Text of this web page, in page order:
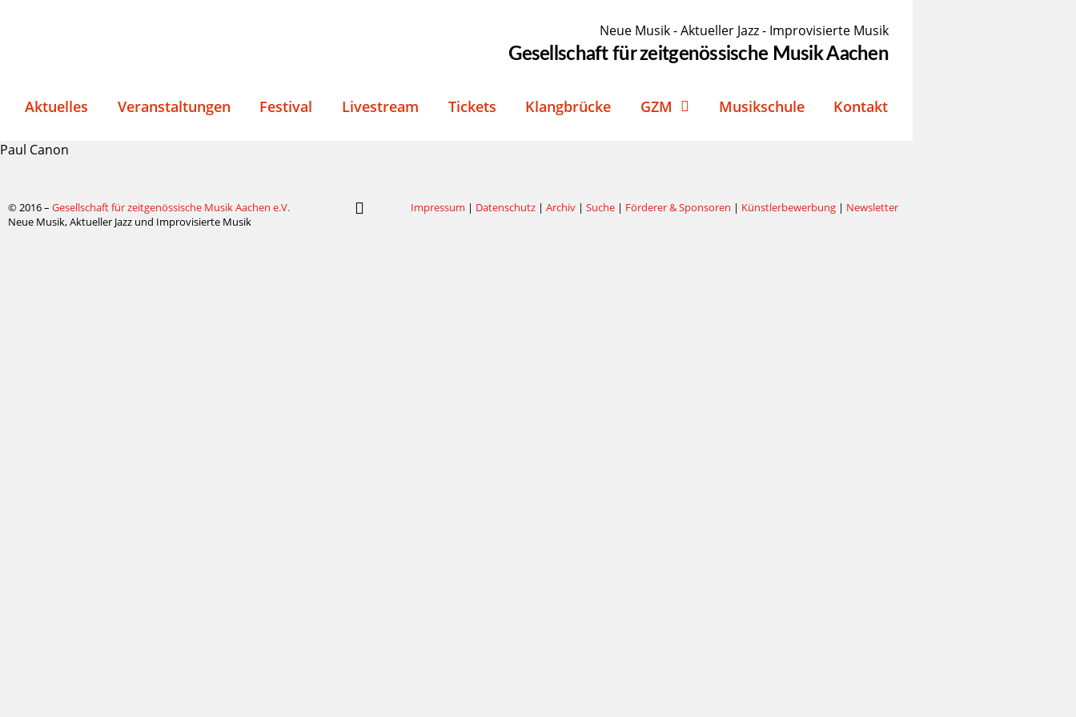
Neue Musik - Aktueller Jazz - Improvisierte Musik
Gesellschaft für zeitgenössische Musik Aachen
Aktuelles Veranstaltungen Festival Livestream Tickets Klangbrücke GZM Musikschule Kontakt
Paul Canon
© 2016 – Gesellschaft für zeitgenössische Musik Aachen e.V.
Neue Musik, Aktueller Jazz und Improvisierte Musik
Impressum | Datenschutz |Archiv |Suche | Förderer & Sponsoren | Künstlerbewerbung | Newsletter